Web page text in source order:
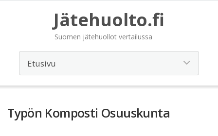
Jätehuolto.fi
Suomen jätehuollot vertailussa
Typön Komposti Osuuskunta